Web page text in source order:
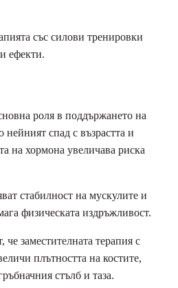
със силови тренировки
ефекти.
роля в поддържането на
нейният спад с възрастта и
на хормона увеличава риска
стабилност на мускулите и
физическата издръжливост.
че заместителната терапия с
плътността на костите,
стълб и таза.